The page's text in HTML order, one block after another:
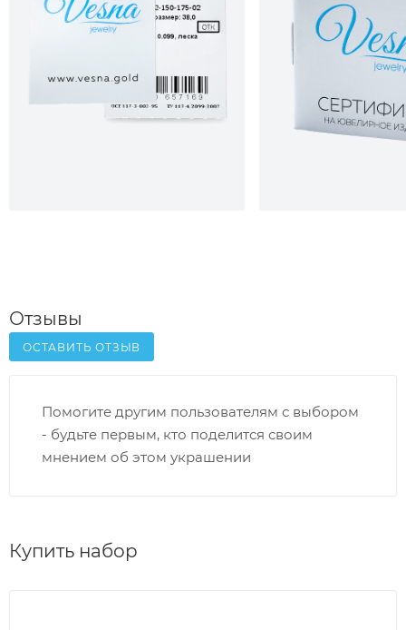
Отзывы
ОСТАВИТЬ ОТЗЫВ
Помогите другим пользователям с выбором
- будьте первым, кто поделится своим
мнением об этом украшении
Купить набор